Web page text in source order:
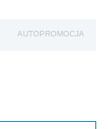
AUTOPROMOCJA